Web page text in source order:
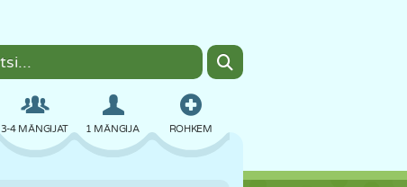
ROHKEM
3-4 MÄNGIJAT 1 MÄNGIJA